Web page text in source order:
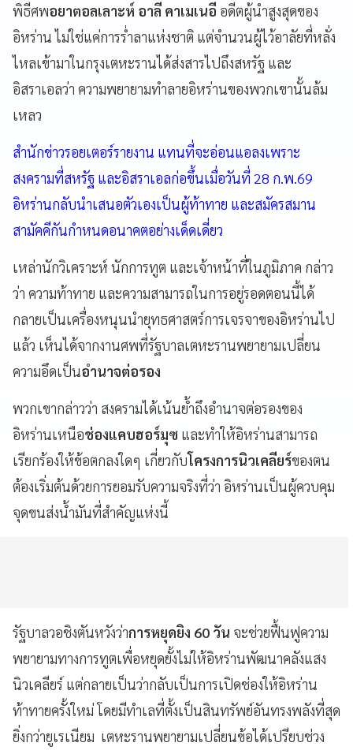
พิธีศพอยาตอลเลาะห์ อาลี คาเมเนอี อดีตผู้นำสูงสุดของ
อิหร่าน ไม่ใช่แค่การร่ำลาแห่งชาติ แต่จำนวนผู้ไว้อาลัยที่หลั่ง
ไหลเข้ามาในกรุงเตหะรานได้ส่งสารไปถึงสหรัฐ และ
อิสราเอลว่า ความพยายามทำลายอิหร่านของพวกเขานั้นล้ม
เหลว
สำนักข่าวรอยเตอร์รายงาน แทนที่จะอ่อนแอลงเพราะ
สงครามที่สหรัฐ และอิสราเอลก่อขึ้นเมื่อวันที่ 28 ก.พ.69
อิหร่านกลับนำเสนอตัวเองเป็นผู้ท้าทาย และสมัครสมาน
สามัคคีกันกำหนดอนาคตอย่างเด็ดเดี่ยว
เหล่านักวิเคราะห์ นักการทูต และเจ้าหน้าที่ในภูมิภาค กล่าว
ว่า ความท้าทาย และความสามารถในการอยู่รอดตอนนี้ได้
กลายเป็นเครื่องหนุนนำยุทธศาสตร์การเจรจาของอิหร่านไป
แล้ว เห็นได้จากงานศพที่รัฐบาลเตหะรานพยายามเปลี่ยน
ความอึดเป็นอำนาจต่อรอง
พวกเขากล่าวว่า สงครามได้เน้นย้ำถึงอำนาจต่อรองของ
อิหร่านเหนือช่องแคบฮอร์มุซ และทำให้อิหร่านสามารถ
เรียกร้องให้ข้อตกลงใดๆ เกี่ยวกับโครงการนิวเคลียร์ของตน
ต้องเริ่มต้นด้วยการยอมรับความจริงที่ว่า อิหร่านเป็นผู้ควบคุม
จุดขนส่งน้ำมันที่สำคัญแห่งนี้
รัฐบาลวอชิงตันหวังว่าการหยุดยิง 60 วัน จะช่วยฟื้นฟูความ
พยายามทางการทูตเพื่อหยุดยั้งไม่ให้อิหร่านพัฒนาคลังแสง
นิวเคลียร์ แต่กลายเป็นว่ากลับเป็นการเปิดช่องให้อิหร่าน
ท้าทายครั้งใหม่ โดยมีทำเลที่ตั้งเป็นสินทรัพย์อันทรงพลังที่สุด
ยิ่งกว่ายูเรเนียม เตหะรานพยายามเปลี่ยนข้อได้เปรียบช่วง